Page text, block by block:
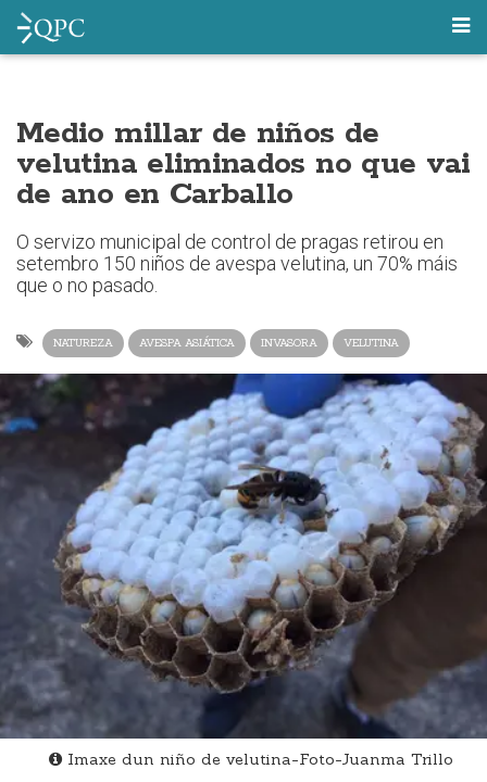
Medio millar de niños de
velutina eliminados no que vai
de ano en Carballo
O servizo municipal de control de pragas retirou en
setembro 150 niños de avespa velutina, un 70% máis
que o no pasado.
NATUREZA AVESPA ASIÁTICA INVASORA VELUTINA
Imaxe dun niño de velutina-Foto-Juanma Trillo